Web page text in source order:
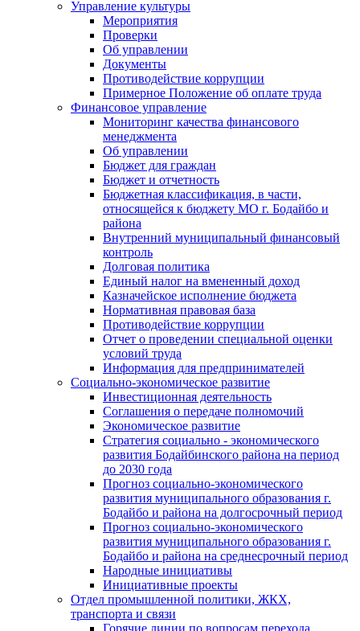
Управление культуры
Мероприятия
Проверки
Об управлении
Документы
Противодействие коррупции
Примерное Положение об оплате труда
Финансовое управление
Мониторинг качества финансового
менеджмента
Об управлении
Бюджет для граждан
Бюджет и отчетность
Бюджетная классификация, в части,
относящейся к бюджету МО г. Бодайбо и
района
Внутренний муниципальный финансовый
контроль
Долговая политика
Единый налог на вмененный доход
Казначейское исполнение бюджета
Нормативная правовая база
Противодействие коррупции
Отчет о проведении специальной оценки
условий труда
Информация для предпринимателей
Социально-экономическое развитие
Инвестиционная деятельность
Соглашения о передаче полномочий
Экономическое развитие
Стратегия социально - экономического
развития Бодайбинского района на период
до 2030 года
Прогноз социально-экономического
развития муниципального образования г.
Бодайбо и района на долгосрочный период
Прогноз социально-экономического
развития муниципального образования г.
Бодайбо и района на среднесрочный период
Народные инициативы
Инициативные проекты
Отдел промышленной политики, ЖКХ,
транспорта и связи
Горячие линии по вопросам перехода